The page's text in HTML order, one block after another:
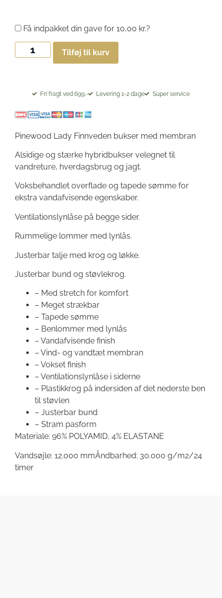
Tilføj til kurv
Få indpakket din gave for 10,00 kr.?
Fri fragt ved 699.- Levering 1-2 dage Super service
Pinewood Lady Finnveden bukser med membran
Alsidige og stærke hybridbukser velegnet til
vandreture, hverdagsbrug og jagt.
Voksbehandlet overflade og tapede sømme for
ekstra vandafvisende egenskaber.
Ventilationslynlåse på begge sider.
Rummelige lommer med lynlås.
Justerbar talje med krog og løkke.
Justerbar bund og støvlekrog.
– Med stretch for komfort
– Meget strækbar
– Tapede sømme
– Benlommer med lynlås
– Vandafvisende finish
– Vind- og vandtæt membran
– Vokset finish
– Ventilationslynlåse i siderne
– Plastikkrog på indersiden af det nederste ben
til støvlen
– Justerbar bund
– Stram pasform
Materiale: 96% POLYAMID, 4% ELASTANE
Vandsøjle: 12.000 mmÅndbarhed: 30.000 g/m2/24
timer